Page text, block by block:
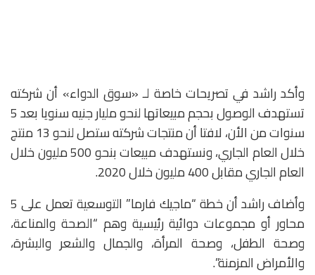
وأكد راشد في تصريحات خاصة لـ «سوق الدواء» أن شركته
تستهدف الوصول بحجم مبيعاتها لنحو مليار جنيه سنويا بعد 5
سنوات من الأن، لافتا أن منتجات شركته ستصل لنحو 13 منتج
خلال العام الجاري، ونستهدف مبيعات بنحو 500 مليون خلال
العام الجاري مقابل 400 مليون خلال 2020.
وأضاف راشد أن خطة “ماجيك فارما” التوسعية تعمل على 5
محاور أو مجموعات دوائية رئيسية وهم “الصحة والمناعة،
وصحة الطفل، وصحة المرأة، والجمال والشعر والبشرة،
والأمراض المزمنة”.